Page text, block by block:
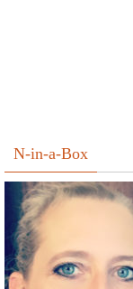
N-in-a-Box